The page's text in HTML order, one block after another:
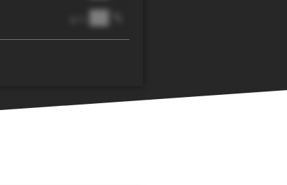
██ %